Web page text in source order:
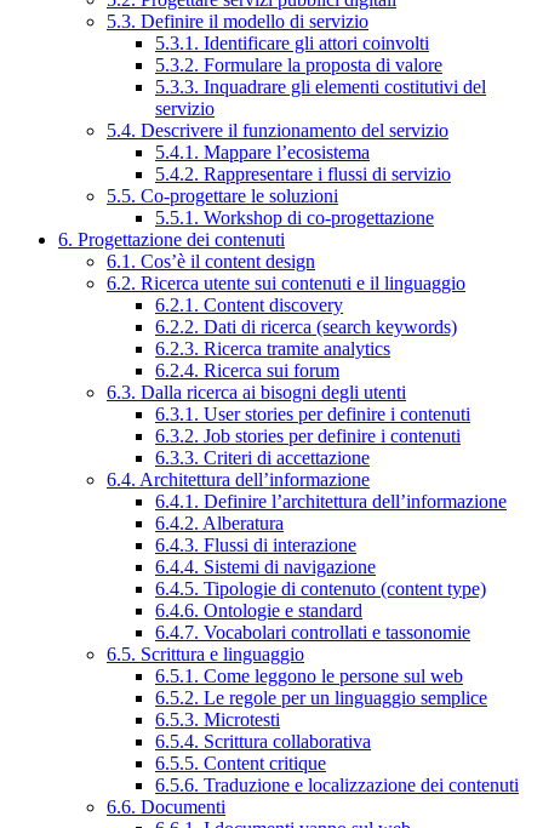
5.3. Definire il modello di servizio
5.3.1. Identificare gli attori coinvolti
5.3.2. Formulare la proposta di valore
5.3.3. Inquadrare gli elementi costitutivi del
servizio
5.4. Descrivere il funzionamento del servizio
5.4.1. Mappare l’ecosistema
5.4.2. Rappresentare i flussi di servizio
5.5. Co-progettare le soluzioni
5.5.1. Workshop di co-progettazione
6. Progettazione dei contenuti
6.1. Cos’è il content design
6.2. Ricerca utente sui contenuti e il linguaggio
6.2.1. Content discovery
6.2.2. Dati di ricerca (search keywords)
6.2.3. Ricerca tramite analytics
6.2.4. Ricerca sui forum
6.3. Dalla ricerca ai bisogni degli utenti
6.3.1. User stories per definire i contenuti
6.3.2. Job stories per definire i contenuti
6.3.3. Criteri di accettazione
6.4. Architettura dell’informazione
6.4.1. Definire l’architettura dell’informazione
6.4.2. Alberatura
6.4.3. Flussi di interazione
6.4.4. Sistemi di navigazione
6.4.5. Tipologie di contenuto (content type)
6.4.6. Ontologie e standard
6.4.7. Vocabolari controllati e tassonomie
6.5. Scrittura e linguaggio
6.5.1. Come leggono le persone sul web
6.5.2. Le regole per un linguaggio semplice
6.5.3. Microtesti
6.5.4. Scrittura collaborativa
6.5.5. Content critique
6.5.6. Traduzione e localizzazione dei contenuti
6.6. Documenti